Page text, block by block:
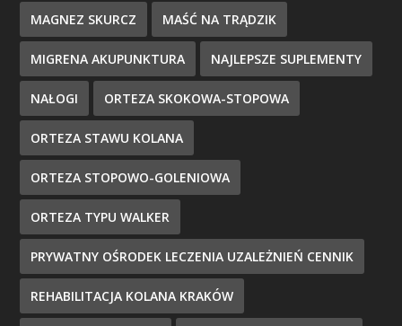
MAGNEZ SKURCZ MAŚĆ NA TRĄDZIK
MIGRENA AKUPUNKTURA NAJLEPSZE SUPLEMENTY
NAŁOGI ORTEZA SKOKOWA-STOPOWA
ORTEZA STAWU KOLANA
ORTEZA STOPOWO-GOLENIOWA
ORTEZA TYPU WALKER
PRYWATNY OŚRODEK LECZENIA UZALEŻNIEŃ CENNIK
REHABILITACJA KOLANA KRAKÓW